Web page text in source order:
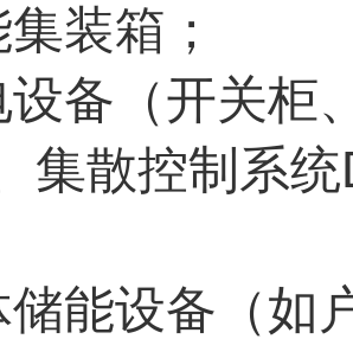
装箱；
设备（开关柜
集散控制系统
储能设备（如